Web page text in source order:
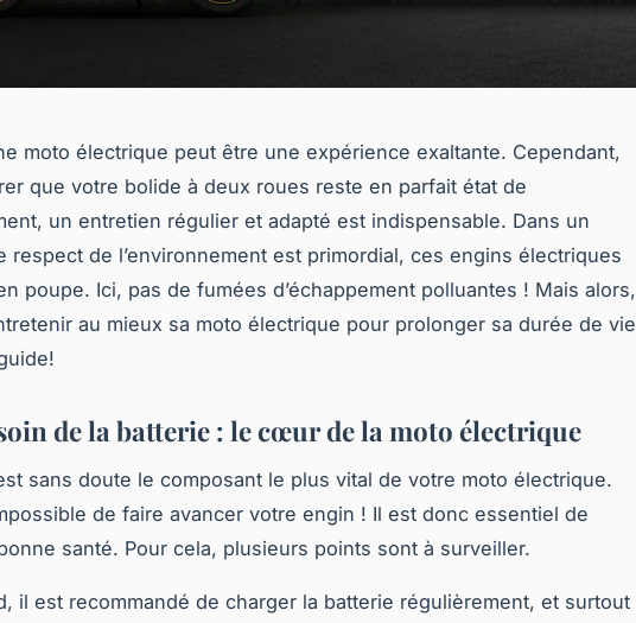
moto électrique peut être une expérience exaltante. Cependant,
que votre bolide à deux roues reste en parfait état de
un entretien régulier et adapté est indispensable. Dans un
respect de l’environnement est primordial, ces engins électriques
poupe. Ici, pas de fumées d’échappement polluantes ! Mais alors,
au mieux sa moto électrique pour prolonger sa durée de vie
de la batterie : le cœur de la moto électrique
sans doute le composant le plus vital de votre moto électrique.
de faire avancer votre engin ! Il est donc essentiel de
santé. Pour cela, plusieurs points sont à surveiller.
il est recommandé de charger la batterie régulièrement, et surtout